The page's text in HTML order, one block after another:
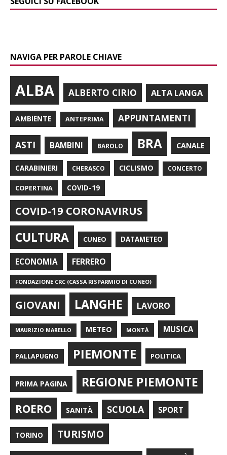
NAVIGA PER PAROLE CHIAVE
ALBA ALBERTO CIRIO ALTA LANGA
AMBIENTE ANTEPRIMA APPUNTAMENTI
ASTI BAMBINI BAROLO BRA CANALE
CARABINIERI CHERASCO CICLISMO CONCERTO
COPERTINA COVID-19
COVID-19 CORONAVIRUS
CULTURA CUNEO DATAMETEO
ECONOMIA FERRERO
FONDAZIONE CRC (CASSA RISPARMIO DI CUNEO)
GIOVANI LANGHE LAVORO
MAURIZIO MARELLO METEO MONTÀ MUSICA
PALLAPUGNO PIEMONTE POLITICA
PRIMA PAGINA REGIONE PIEMONTE
ROERO SANITÀ SCUOLA SPORT
TORINO TURISMO